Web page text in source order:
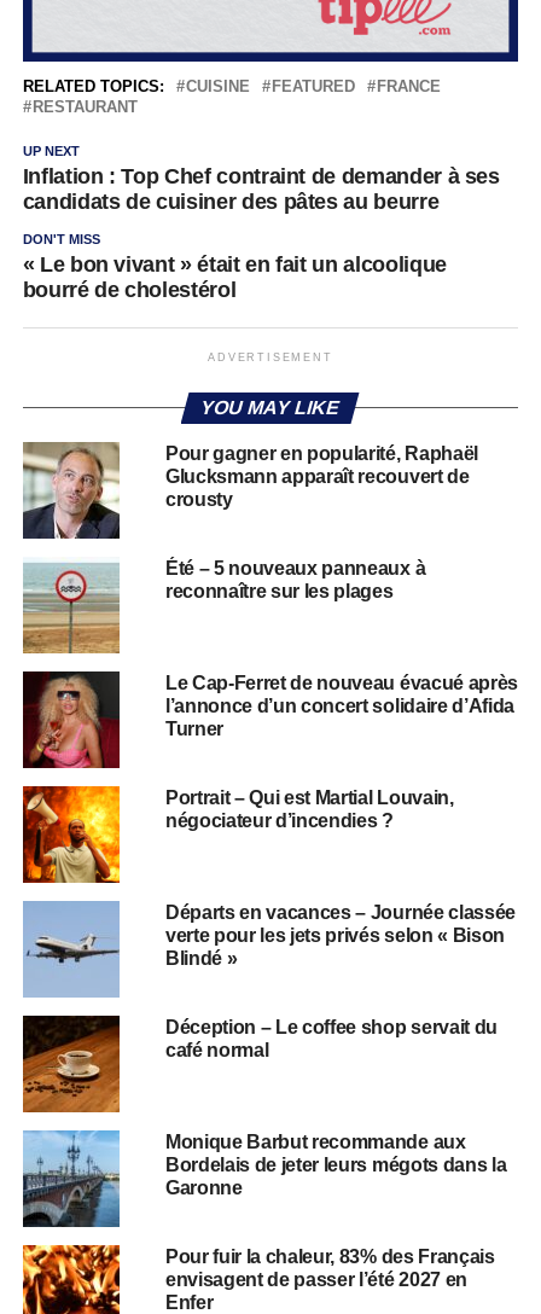
RELATED TOPICS: CUISINE FEATURED
FRANCE
RESTAURANT
UP NEXT
Inflation : Top Chef contraint de demander à ses
candidats de cuisiner des pâtes au beurre
DON'T MISS
« Le bon vivant » était en fait un alcoolique
bourré de cholestérol
ADVERTISEMENT
YOU MAY LIKE
Pour gagner en popularité, Raphaël
Glucksmann apparaît recouvert de
crousty
Été – 5 nouveaux panneaux à
reconnaître sur les plages
Le Cap-Ferret de nouveau évacué après
l’annonce d’un concert solidaire d’Afida
Turner
Portrait – Qui est Martial Louvain,
négociateur d’incendies ?
Départs en vacances – Journée classée
verte pour les jets privés selon « Bison
Blindé »
Déception – Le coffee shop servait du
café normal
Monique Barbut recommande aux
Bordelais de jeter leurs mégots dans la
Garonne
Pour fuir la chaleur, 83% des Français
envisagent de passer l’été 2027 en
Enfer